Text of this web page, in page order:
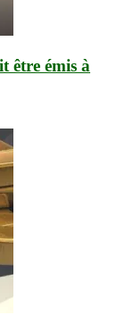
être émis à